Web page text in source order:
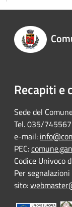
Recapiti e
Sede del
Tel. 035/
e-mail:
PEC:
Codice Univoco
Per
sito: